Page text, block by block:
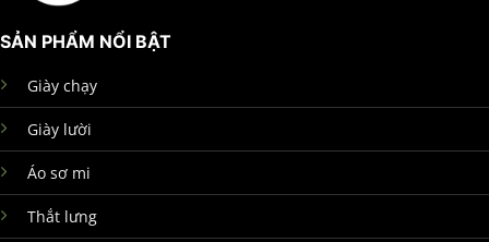
SẢN PHẨM NỔI BẬT
Giày chạy
Giày lười
Áo sơ mi
Thắt lưng